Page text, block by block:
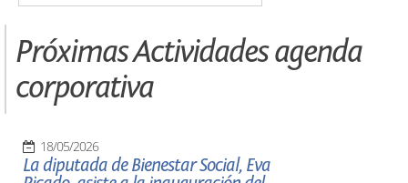
Próximas Actividades agenda
corporativa
18/05/2026
La diputada de Bienestar Social, Eva